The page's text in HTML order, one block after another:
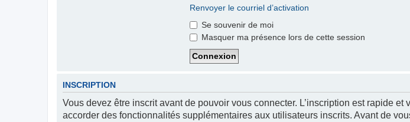
Renvoyer le courriel d’activation
Se souvenir de moi
Masquer ma présence lors de cette session
INSCRIPTION
Vous devez être inscrit avant de pouvoir vous connecter. L’inscription est rapide
accorder des fonctionnalités supplémentaires aux utilisateurs inscrits. Avant de